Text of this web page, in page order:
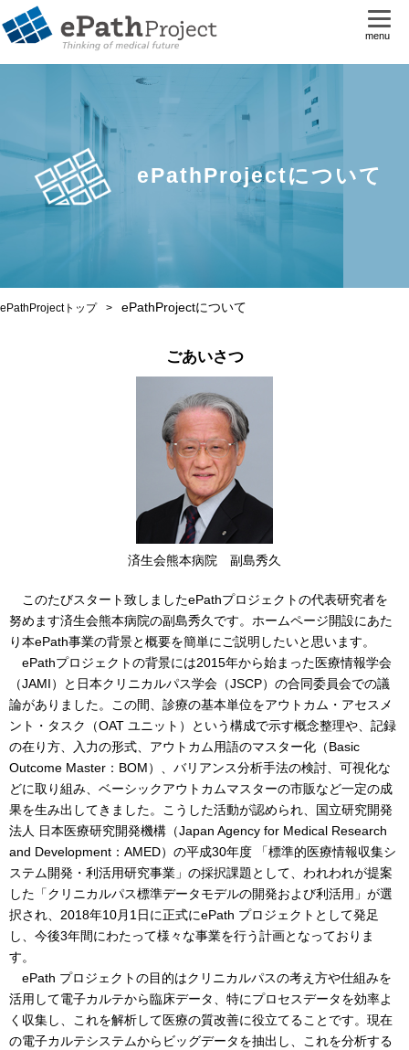
menu
ePathProjectについて
ePathProjectトップ ePathProjectについて
ごあいさつ
済生会熊本病院 副島秀久
このたびスタート致しましたePathプロジェクトの代表研究者を
努めます済生会熊本病院の副島秀久です。ホームページ開設にあた
り本ePath事業の背景と概要を簡単にご説明したいと思います。
ePathプロジェクトの背景には2015年から始まった医療情報学会
（JAMI）と日本クリニカルパス学会（JSCP）の合同委員会での議
論がありました。この間、診療の基本単位をアウトカム・アセスメ
ント・タスク（OAT ユニット）という構成で示す概念整理や、記録
の在り方、入力の形式、アウトカム用語のマスター化（Basic
Outcome Master：BOM）、バリアンス分析手法の検討、可視化な
どに取り組み、ベーシックアウトカムマスターの市販など一定の成
果を生み出してきました。こうした活動が認められ、国立研究開発
法人 日本医療研究開発機構（Japan Agency for Medical Research
and Development：AMED）の平成30年度 「標準的医療情報収集シ
ステム開発・利活用研究事業」の採択課題として、われわれが提案
した「クリニカルパス標準データモデルの開発および利活用」が選
択され、2018年10月1日に正式にePath プロジェクトとして発足
し、今後3年間にわたって様々な事業を行う計画となっておりま
す。
ePath プロジェクトの目的はクリニカルパスの考え方や仕組みを
活用して電子カルテから臨床データ、特にプロセスデータを効率よ
く収集し、これを解析して医療の質改善に役立てることです。現在
の電子カルテシステムからビッグデータを抽出し、これを分析する